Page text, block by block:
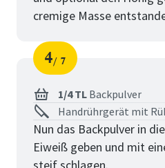
cremige Masse
Schritt
4
von
7
1/4 TL Backpulver
Handrührgerät mit
Nun das Backpulver in
Eiweiß geben und mit